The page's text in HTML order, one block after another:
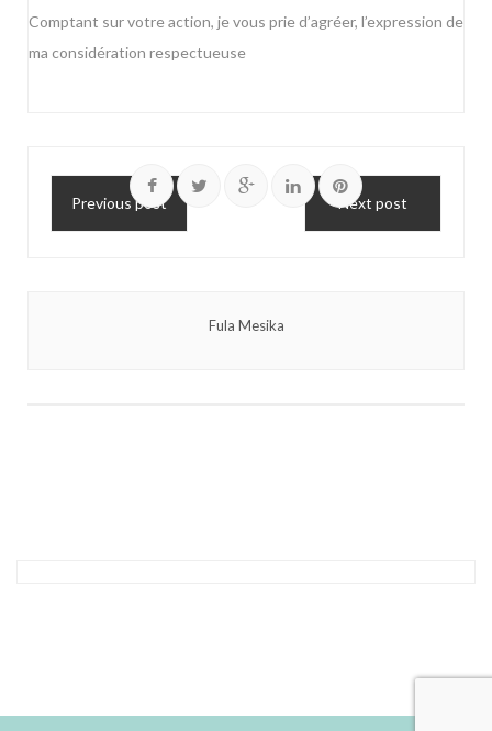
Comptant sur votre action, je vous prie d’agréer, l’expression de
ma considération respectueuse
Previous post Next post
Fula Mesika